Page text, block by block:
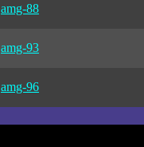
amg-88
amg-93
amg-96